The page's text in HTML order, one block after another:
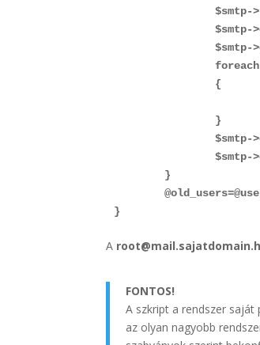
$smtp-
$smtp-
$smtp-
                {
                }
$smtp-
$smtp-
        }
}
A
FONTOS!
A szkript a rendszer
az olyan nagyobb